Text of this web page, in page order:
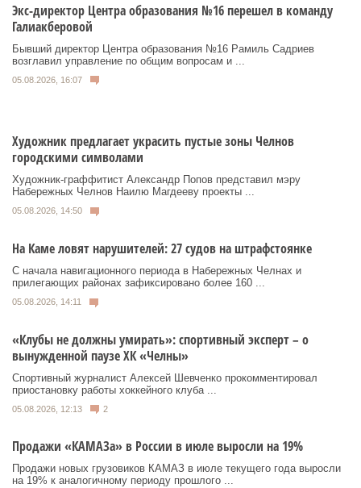
Экс-директор Центра образования №16 перешел в команду
Галиакберовой
Бывший директор Центра образования №16 Рамиль Садриев
возглавил управление по общим вопросам и ...
05.08.2026, 16:07
Художник предлагает украсить пустые зоны Челнов
городскими символами
Художник‑граффитист Александр Попов представил мэру
Набережных Челнов Наилю Магдееву проекты ...
05.08.2026, 14:50
На Каме ловят нарушителей: 27 судов на штрафстоянке
С начала навигационного периода в Набережных Челнах и
прилегающих районах зафиксировано более 160 ...
05.08.2026, 14:11
«Клубы не должны умирать»: спортивный эксперт – о
вынужденной паузе ХК «Челны»
Спортивный журналист Алексей Шевченко прокомментировал
приостановку работы хоккейного клуба ...
05.08.2026, 12:13 2
Продажи «КАМАЗа» в России в июле выросли на 19%
Продажи новых грузовиков КАМАЗ в июле текущего года выросли
на 19% к аналогичному периоду прошлого ...